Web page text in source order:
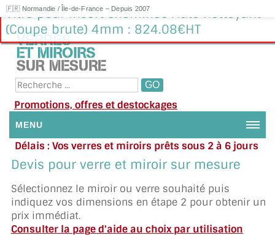
🇫🇷 Normandie / Île-de-France – Depuis 2007
Vitre pour insert cheminée Auto nettoyant
(Coupe brute) 4mm : 824.08€HT
Promotions, offres et destockages
MENU
NOUS CONTACTER
DEMANDE DE DEVIS
SUIVI DE DEVIS
Délais : Vos verres et miroirs prêts sous 2 à 6 jours
en moyenne
Besoin d'aide ?
Appelez ou envoyez un SMS au 06 79 92 33 38
Devis pour verre et miroir sur mesure
Sélectionnez le miroir ou verre souhaité puis
indiquez vos dimensions en étape 2 pour obtenir un
prix immédiat.
Consulter la page d'aide au choix par utilisation